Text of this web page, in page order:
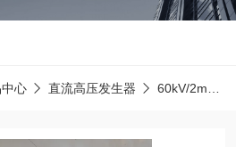
心 直流高压发生器 60kV/2mA直流高压发生器